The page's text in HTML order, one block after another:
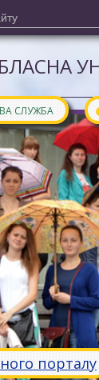
СЛУЖБА
порталу